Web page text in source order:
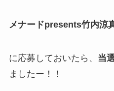
メナードpresents竹内涼
に応募しておいたら、 当
ましたー！！